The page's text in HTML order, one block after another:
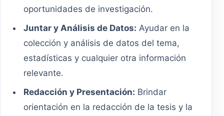
oportunidades de investigación.
Juntar y Análisis de Datos: Ayudar en la
colección y análisis de datos del tema,
estadísticas y cualquier otra información
relevante.
Redacción y Presentación: Brindar
orientación en la redacción de la tesis y la